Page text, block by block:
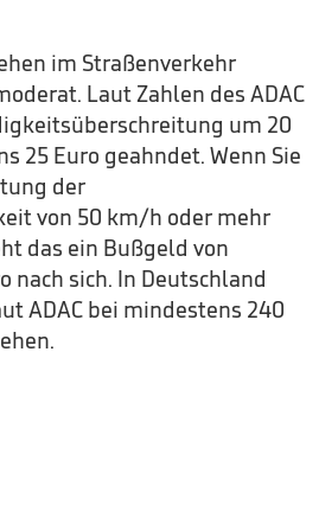
im Straßenverkehr
Laut Zahlen des ADAC
um 20
25 Euro geahndet. Wenn Sie
der
von 50 km/h oder mehr
das ein Bußgeld von
nach sich. In Deutschland
ADAC bei mindestens 240